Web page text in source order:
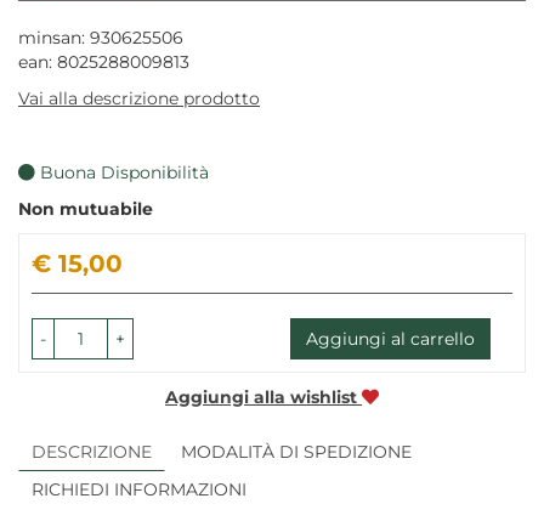
minsan: 930625506
ean: 8025288009813
Vai alla descrizione prodotto
Buona Disponibilità
Non mutuabile
Prezzo
€ 15,00
- + Aggiungi al carrello
Aggiungi alla wishlist
DESCRIZIONE
MODALITÀ DI SPEDIZIONE
RICHIEDI INFORMAZIONI